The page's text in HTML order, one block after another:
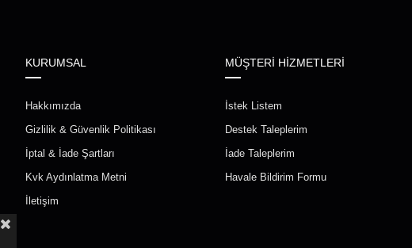
KURUMSAL
Hakkımızda
Gizlilik & Güvenlik Politikası
İptal & İade Şartları
Kvk Aydınlatma Metni
İletişim
MÜŞTERİ HİZMETLERİ
İstek Listem
Destek Taleplerim
İade Taleplerim
Havale Bildirim Formu